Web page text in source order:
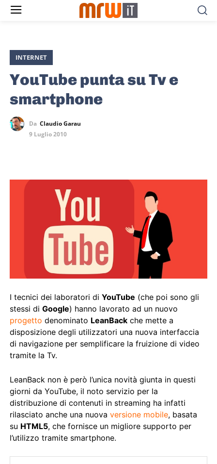
INTERNET
YouTube punta su Tv e
smartphone
Da Claudio Garau
9 Luglio 2010
I tecnici dei laboratori di YouTube (che poi sono gli
stessi di Google) hanno lavorato ad un nuovo
progetto denominato LeanBack che mette a
disposizione degli utilizzatori una nuova interfaccia
di navigazione per semplificare la fruizione di video
tramite la Tv.
LeanBack non è però l’unica novità giunta in questi
giorni da YouTube, il noto servizio per la
distribuzione di contenuti in streaming ha infatti
rilasciato anche una nuova versione mobile, basata
su HTML5, che fornisce un migliore supporto per
l’utilizzo tramite smartphone.